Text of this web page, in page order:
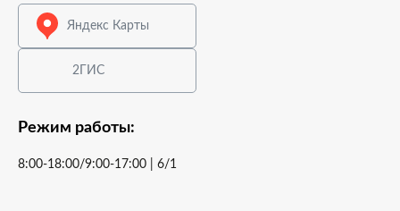
Яндекс Карты
2ГИС
Режим работы:
8:00-18:00/9:00-17:00 | 6/1